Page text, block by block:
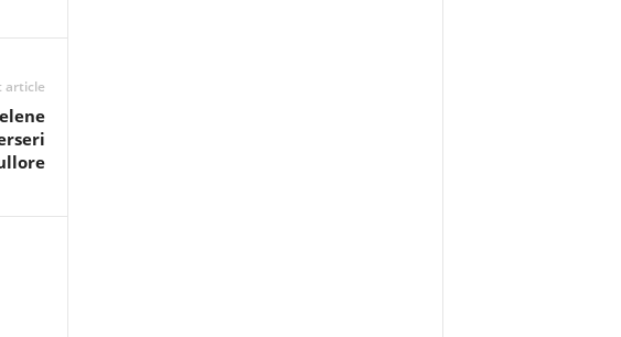
article